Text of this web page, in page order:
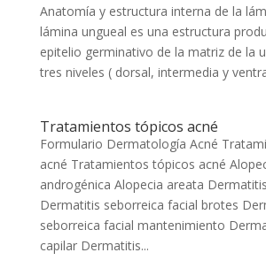
Anatomía y estructura interna de la
lámina ungueal es una estructura
epitelio germinativo de la matriz de la
tres niveles ( dorsal, intermedia y
Tratamientos tópicos acné
Formulario Dermatología Acné
acné Tratamientos tópicos acné
androgénica Alopecia areata
Dermatitis seborreica facial brotes
seborreica facial mantenimiento
capilar Dermatitis...